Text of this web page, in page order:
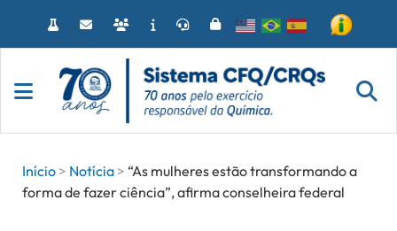
o
Início
Notícia
“As mulheres estão transformando a
forma de fazer ciência”, afirma conselheira federal